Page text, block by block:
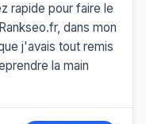
rapide pour faire le
dans mon
j'avais tout remis
la main